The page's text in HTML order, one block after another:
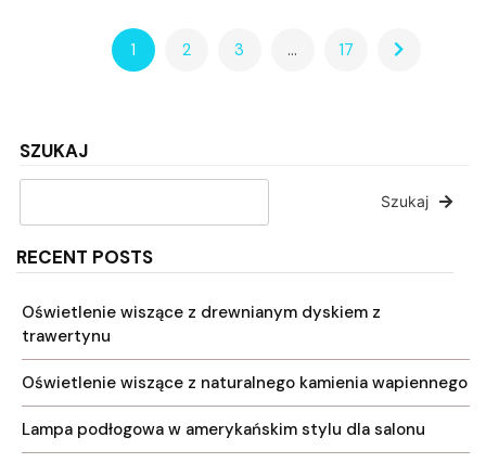
SZUKAJ
Szukaj
RECENT POSTS
Oświetlenie wiszące z drewnianym dyskiem z
trawertynu
Oświetlenie wiszące z naturalnego kamienia wapiennego
Lampa podłogowa w amerykańskim stylu dla salonu
1 2 3 … 17